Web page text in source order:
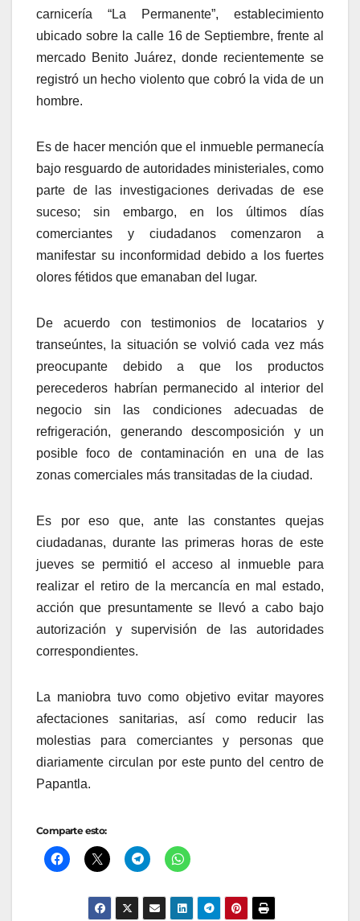
carnicería “La Permanente”, establecimiento
ubicado sobre la calle 16 de Septiembre, frente al
mercado Benito Juárez, donde recientemente se
registró un hecho violento que cobró la vida de un
hombre.
Es de hacer mención que el inmueble permanecía
bajo resguardo de autoridades ministeriales, como
parte de las investigaciones derivadas de ese
suceso; sin embargo, en los últimos días
comerciantes y ciudadanos comenzaron a
manifestar su inconformidad debido a los fuertes
olores fétidos que emanaban del lugar.
De acuerdo con testimonios de locatarios y
transeúntes, la situación se volvió cada vez más
preocupante debido a que los productos
perecederos habrían permanecido al interior del
negocio sin las condiciones adecuadas de
refrigeración, generando descomposición y un
posible foco de contaminación en una de las
zonas comerciales más transitadas de la ciudad.
Es por eso que, ante las constantes quejas
ciudadanas, durante las primeras horas de este
jueves se permitió el acceso al inmueble para
realizar el retiro de la mercancía en mal estado,
acción que presuntamente se llevó a cabo bajo
autorización y supervisión de las autoridades
correspondientes.
La maniobra tuvo como objetivo evitar mayores
afectaciones sanitarias, así como reducir las
molestias para comerciantes y personas que
diariamente circulan por este punto del centro de
Papantla.
Comparte esto: